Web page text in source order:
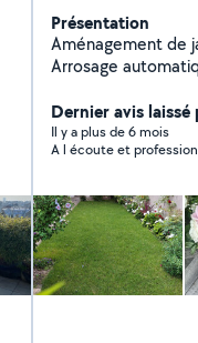
Présentation
Aménagement de
Arrosage
Dernier avis
Il y a plus de 6 mois
A l écoute et